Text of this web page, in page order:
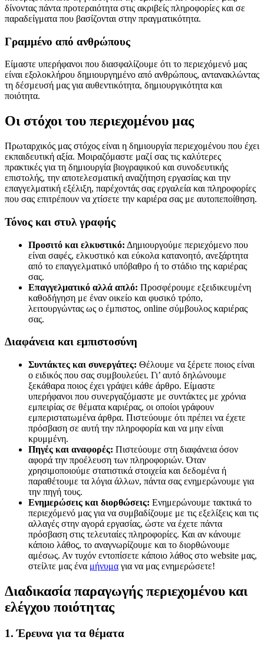
δίνοντας πάντα προτεραιότητα στις ακριβείς πληροφορίες και σε
παραδείγματα που βασίζονται στην πραγματικότητα.
Γραμμένο από ανθρώπους
Είμαστε υπερήφανοι που διασφαλίζουμε ότι το περιεχόμενό μας
είναι εξολοκλήρου δημιουργημένο από ανθρώπους, αντανακλώντας
τη δέσμευσή μας για αυθεντικότητα, δημιουργικότητα και
ποιότητα.
Οι στόχοι του περιεχομένου μας
Πρωταρχικός μας στόχος είναι η δημιουργία περιεχομένου που έχει
εκπαιδευτική αξία. Μοιραζόμαστε μαζί σας τις καλύτερες
πρακτικές για τη δημιουργία βιογραφικού και συνοδευτικής
επιστολής, την αποτελεσματική αναζήτηση εργασίας και την
επαγγελματική εξέλιξη, παρέχοντάς σας εργαλεία και πληροφορίες
που σας επιτρέπουν να χτίσετε την καριέρα σας με αυτοπεποίθηση.
Τόνος και στυλ γραφής
Προσιτό και ελκυστικό: Δημιουργούμε περιεχόμενο που
είναι σαφές, ελκυστικό και εύκολα κατανοητό, ανεξάρτητα
από το επαγγελματικό υπόβαθρο ή το στάδιο της καριέρας
σας.
Επαγγελματικό αλλά απλό: Προσφέρουμε εξειδικευμένη
καθοδήγηση με έναν οικείο και φυσικό τρόπο,
λειτουργώντας ως ο έμπιστος, online σύμβουλος καριέρας
σας.
Διαφάνεια και εμπιστοσύνη
Συντάκτες και συνεργάτες: Θέλουμε να ξέρετε ποιος είναι
ο ειδικός που σας συμβουλεύει. Γι’ αυτό δηλώνουμε
ξεκάθαρα ποιος έχει γράψει κάθε άρθρο. Είμαστε
υπερήφανοι που συνεργαζόμαστε με συντάκτες με χρόνια
εμπειρίας σε θέματα καριέρας, οι οποίοι γράφουν
εμπεριστατωμένα άρθρα. Πιστεύουμε ότι πρέπει να έχετε
πρόσβαση σε αυτή την πληροφορία και να μην είναι
κρυμμένη.
Πηγές και αναφορές: Πιστεύουμε στη διαφάνεια όσον
αφορά την προέλευση των πληροφοριών. Όταν
χρησιμοποιούμε στατιστικά στοιχεία και δεδομένα ή
παραθέτουμε τα λόγια άλλων, πάντα σας ενημερώνουμε για
την πηγή τους.
Ενημερώσεις και διορθώσεις: Ενημερώνουμε τακτικά το
περιεχόμενό μας για να συμβαδίζουμε με τις εξελίξεις και τις
αλλαγές στην αγορά εργασίας, ώστε να έχετε πάντα
πρόσβαση στις τελευταίες πληροφορίες. Και αν κάνουμε
κάποιο λάθος, το αναγνωρίζουμε και το διορθώνουμε
αμέσως. Αν τυχόν εντοπίσετε κάποιο λάθος στο website μας,
στείλτε μας ένα μήνυμα για να μας ενημερώσετε!
Διαδικασία παραγωγής περιεχομένου και
ελέγχου ποιότητας
1. Έρευνα για τα θέματα